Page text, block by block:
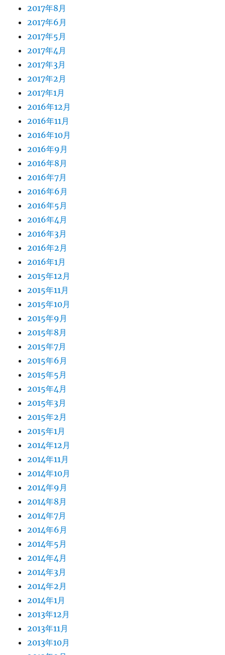
2017年8月
2017年6月
2017年5月
2017年4月
2017年3月
2017年2月
2017年1月
2016年12月
2016年11月
2016年10月
2016年9月
2016年8月
2016年7月
2016年6月
2016年5月
2016年4月
2016年3月
2016年2月
2016年1月
2015年12月
2015年11月
2015年10月
2015年9月
2015年8月
2015年7月
2015年6月
2015年5月
2015年4月
2015年3月
2015年2月
2015年1月
2014年12月
2014年11月
2014年10月
2014年9月
2014年8月
2014年7月
2014年6月
2014年5月
2014年4月
2014年3月
2014年2月
2014年1月
2013年12月
2013年11月
2013年10月